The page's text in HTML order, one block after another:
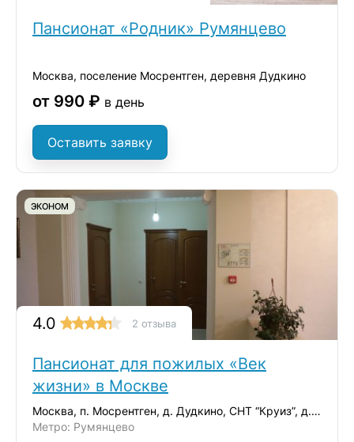
Пансионат «Родник» Румянцево
Москва, поселение Мосрентген, деревня Дудкино
от 990 ₽ в день
Оставить заявку
ЭКОНОМ
4.0 2 отзыва
Пансионат для пожилых «Век
жизни» в Москве
Москва, п. Мосрентген, д. Дудкино, СНТ “Круиз”, д.35
Метро: Румянцево